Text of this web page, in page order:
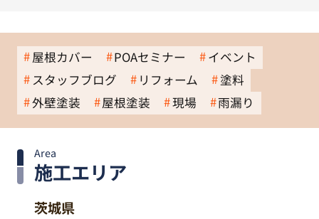
屋根カバー POAセミナー
イベント
スタッフブログ
リフォーム
塗料
外壁塗装
屋根塗装 現場 雨漏り
施工エリア
Area
茨城県